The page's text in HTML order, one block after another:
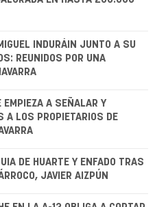
INDURÁIN JUNTO A SU
REUNIDOS POR UNA
EMPIEZA A SEÑALAR Y
A LOS PROPIETARIOS DE
DE HUARTE Y ENFADO TRAS
JAVIER AIZPÚN